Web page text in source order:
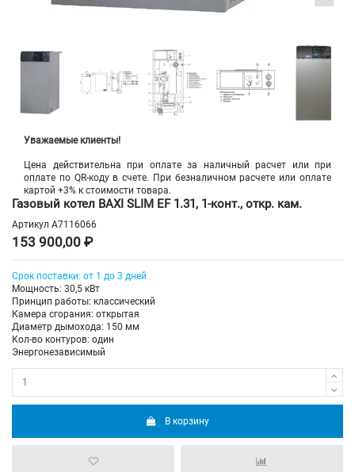
Уважаемые клиенты!
Цена действительна при оплате за наличный расчет или при
оплате по QR-коду в счете. При безналичном расчете или оплате
картой +3% к стоимости товара.
Газовый котел BAXI SLIM EF 1.31, 1-конт., откр. кам.
Артикул A7116066
153 900,00 ₽
Срок поставки: от 1 до 3 дней
Мощность: 30,5 кВт
Принцип работы: классический
Камера сгорания: открытая
Диаметр дымохода: 150 мм
Кол-во контуров: один
Энергонезависимый
В корзину